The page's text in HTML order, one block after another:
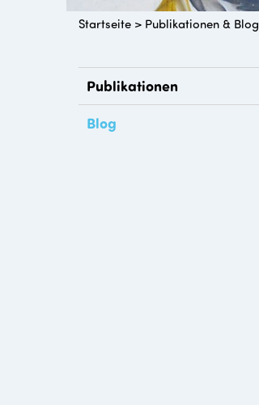
Startseite > Publikationen & Blog
Publikationen
Blog